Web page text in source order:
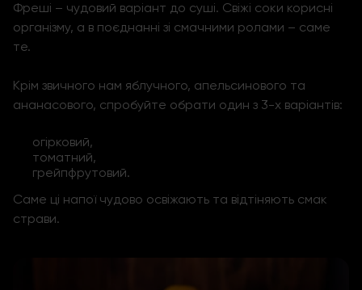
Фреші – чудовий варіант до суші. Свіжі соки корисні
організму, а в поєднанні зі смачними ролами – саме
те.
Крім звичного нам яблучного, апельсинового та
ананасового, спробуйте обрати один з 3-х варіантів:
огірковий,
томатний,
грейпфрутовий.
Саме ці напої чудово освіжають та відтіняють смак
страви.